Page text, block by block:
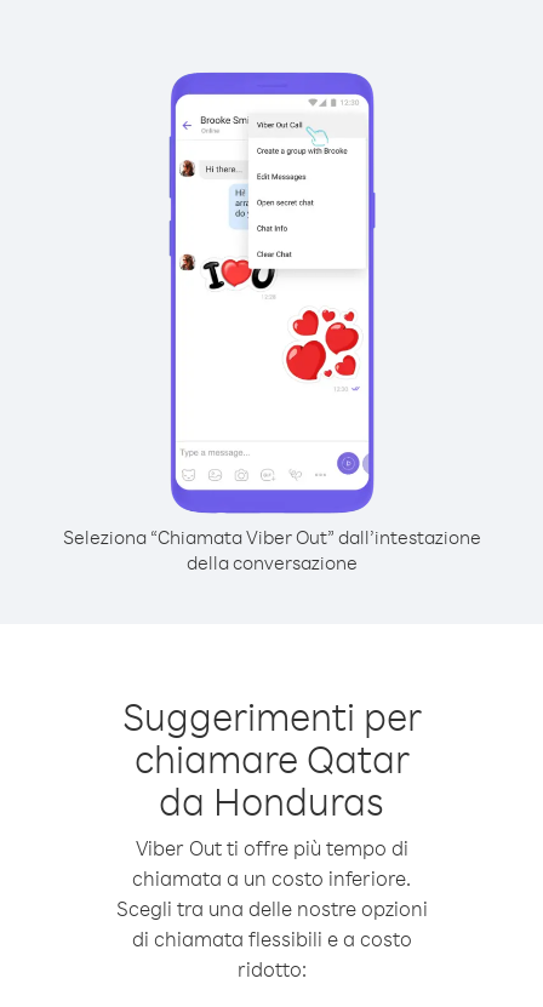
Seleziona “Chiamata Viber Out” dall’intestazione
della conversazione
Suggerimenti per
chiamare Qatar
da Honduras
Viber Out ti offre più tempo di
chiamata a un costo inferiore.
Scegli tra una delle nostre opzioni
di chiamata flessibili e a costo
ridotto: